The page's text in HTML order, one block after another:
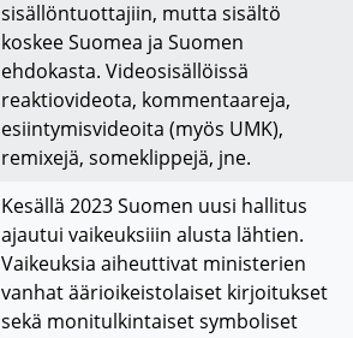
sisällöntuottajiin, mutta sisältö
koskee Suomea ja Suomen
ehdokasta. Videosisällöissä
reaktiovideota, kommentaareja,
esiintymisvideoita (myös UMK),
remixejä, someklippejä, jne.
Kesällä 2023 Suomen uusi hallitus
ajautui vaikeuksiiin alusta lähtien.
Vaikeuksia aiheuttivat ministerien
vanhat äärioikeistolaiset kirjoitukset
sekä monitulkintaiset symboliset